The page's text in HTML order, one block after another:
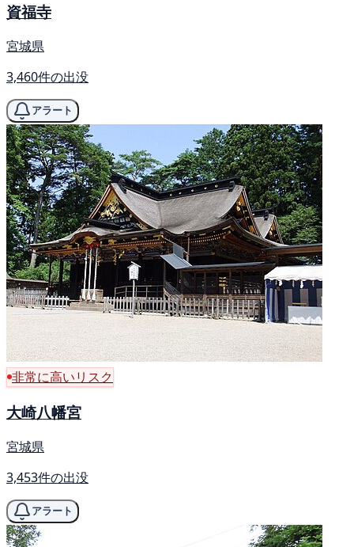
資福寺
宮城県
3,460件の出没
アラート
非常に高いリスク
大崎八幡宮
宮城県
3,453件の出没
アラート